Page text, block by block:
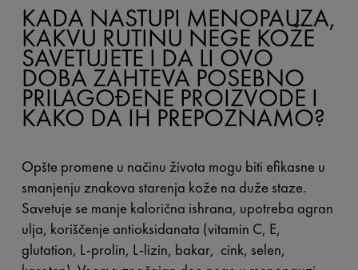
KADA NASTUPI MENOPAUZA,
KAKVU RUTINU NEGE KOŽE
SAVETUJETE I DA LI OVO
DOBA ZAHTEVA POSEBNO
PRILAGOĐENE PROIZVODE I
KAKO DA IH PREPOZNAMO?
Opšte promene u načinu života mogu biti efikasne u
smanjenju znakova starenja kože na duže staze.
Savetuje se manje kalorična ishrana, upotreba agran
ulja, koriščenje antioksidanata (vitamin C, E,
glutation, L-prolin, L-lizin, bakar, cink, selen,